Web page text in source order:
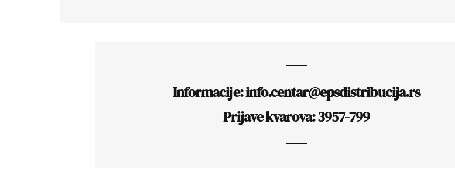
Informacije: info.centar@epsdistribucija.rs
Prijave kvarova: 3957-799